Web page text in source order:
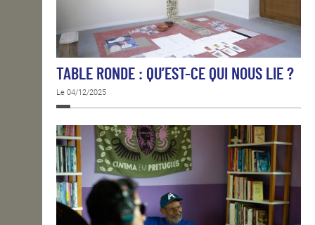
TABLE RONDE : QU’EST-CE QUI NOUS LIE ?
Le 04/12/2025